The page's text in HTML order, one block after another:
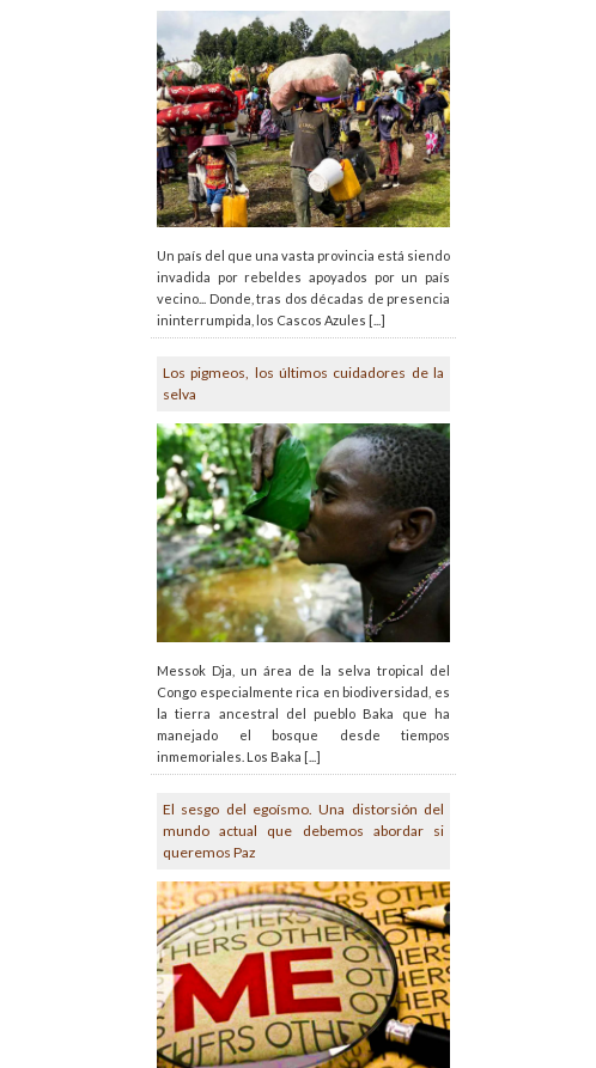
Un país del que una vasta provincia está siendo
invadida por rebeldes apoyados por un país
vecino... Donde, tras dos décadas de presencia
ininterrumpida, los Cascos Azules [...]
Los pigmeos, los últimos cuidadores de la
selva
Messok Dja, un área de la selva tropical del
Congo especialmente rica en biodiversidad, es
la tierra ancestral del pueblo Baka que ha
manejado el bosque desde tiempos
inmemoriales. Los Baka [...]
El sesgo del egoísmo. Una distorsión del
mundo actual que debemos abordar si
queremos Paz